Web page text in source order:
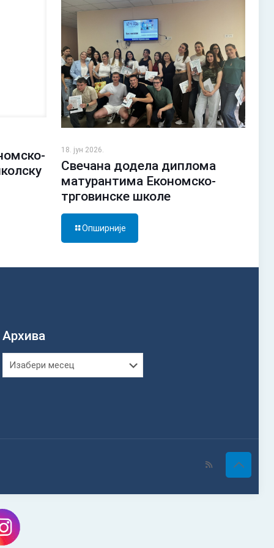
18. јун 2026.
Свечана додела диплома
матурантима Економско-
трговинске школе
Опширније
Архива
Архива